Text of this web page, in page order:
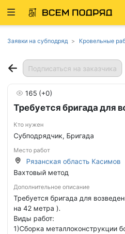
Развернуть
Заявки на субподряд Кровельные работы,
Подписаться на заказчика
Требуется бригада для
165 (+0)
Кто нужен
Субподрядчик, Бригада
Место работ
Рязанская область Касимов
Вахтовый метод
Дополнительное описание
Требуется бригада для
на 42 метра ).
Виды работ:
1)Сборка металлоконструкции